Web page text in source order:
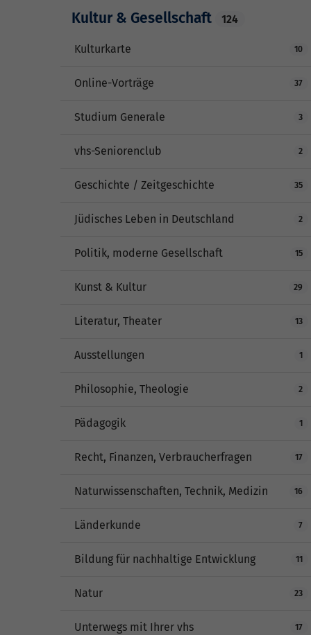
Kultur & Gesellschaft 124
Kulturkarte 10
Online-Vorträge 37
Studium Generale 3
vhs-Seniorenclub 2
Geschichte / Zeitgeschichte 35
Jüdisches Leben in Deutschland 2
Politik, moderne Gesellschaft 15
Kunst & Kultur 29
Literatur, Theater 13
Ausstellungen 1
Philosophie, Theologie 2
Pädagogik 1
Recht, Finanzen, Verbraucherfragen 17
Naturwissenschaften, Technik, Medizin 16
Länderkunde 7
Bildung für nachhaltige Entwicklung 11
Natur 23
Unterwegs mit Ihrer vhs 17